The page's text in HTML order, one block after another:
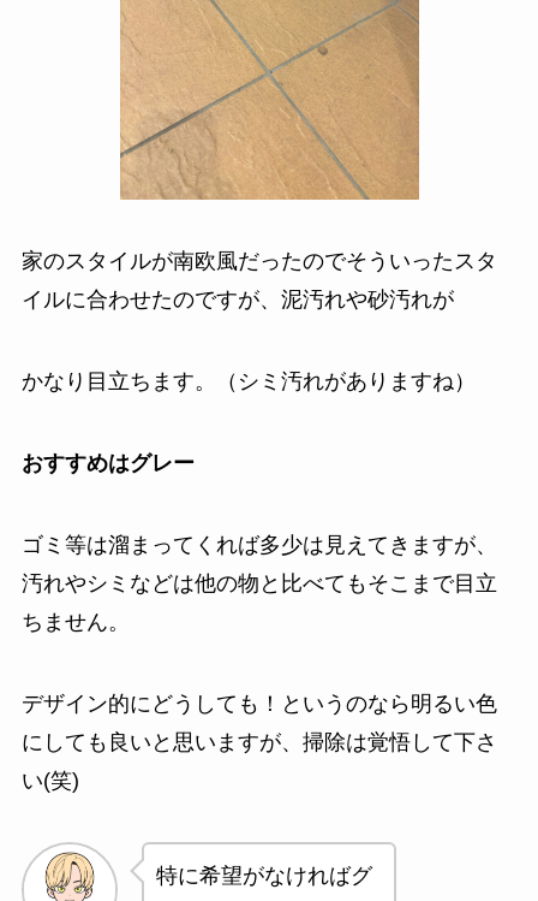
家のスタイルが南欧風だったのでそういったスタ
イルに合わせたのですが、泥汚れや砂汚れが
かなり目立ちます。（シミ汚れがありますね）
おすすめはグレー
ゴミ等は溜まってくれば多少は見えてきますが、
汚れやシミなどは他の物と比べてもそこまで目立
ちません。
デザイン的にどうしても！というのなら明るい色
にしても良いと思いますが、掃除は覚悟して下さ
い(笑)
特に希望がなければグ